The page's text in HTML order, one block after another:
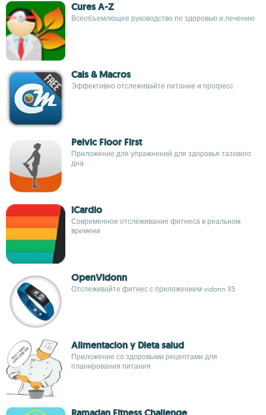
Cures A-Z
Всеобъемлющее руководство по здоровью и лечению
Cals & Macros
Эффективно отслеживайте питание и прогресс
Pelvic Floor First
Приложение для упражнений для здоровья тазового
дна
iCardio
Современное отслеживание фитнеса в реальном
времени
OpenVidonn
Отслеживайте фитнес с приложением vidonn X5
Alimentacion y Dieta salud
Приложение со здоровыми рецептами для
планирования питания